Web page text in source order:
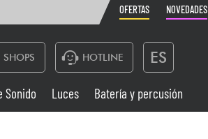
OFERTAS NOVEDADES
SHOPS HOTLINE ES
France
Belgique
Sonido Luces Batería y percusión